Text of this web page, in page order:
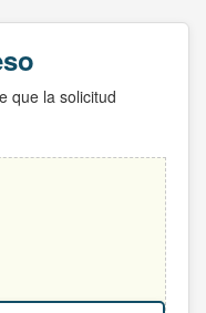
que la solicitud